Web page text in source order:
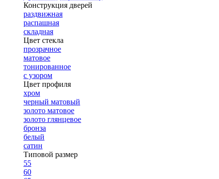
Конструкция дверей
раздвижная
распашная
складная
Цвет стекла
прозрачное
матовое
тонированное
с узором
Цвет профиля
хром
черный матовый
золото матовое
золото глянцевое
бронза
белый
сатин
Типовой размер
55
60